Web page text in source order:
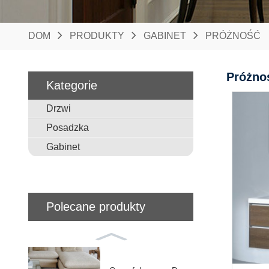
DOM PRODUKTY GABINET PRÓŻNOŚĆ
Kategorie
Drzwi
Posadzka
Gabinet
Polecane produkty